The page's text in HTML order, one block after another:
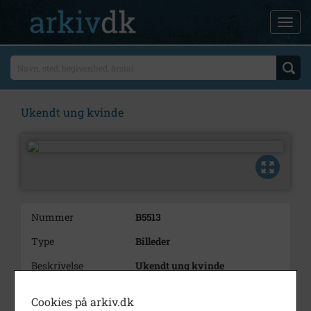
Ukendt ung kvinde
Nummer
B5513
Type
Billeder
Beskrivelse
Ukendt ung kvinde
Cookies på arkiv.dk